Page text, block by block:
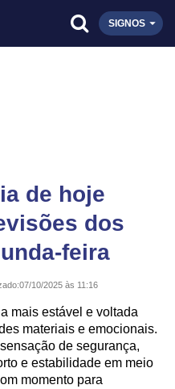
SIGNOS
de hoje
dos
feira
07/10/2025 às 11:16
mais estável e voltada
materiais e emocionais.
de segurança,
e estabilidade em meio
momento para